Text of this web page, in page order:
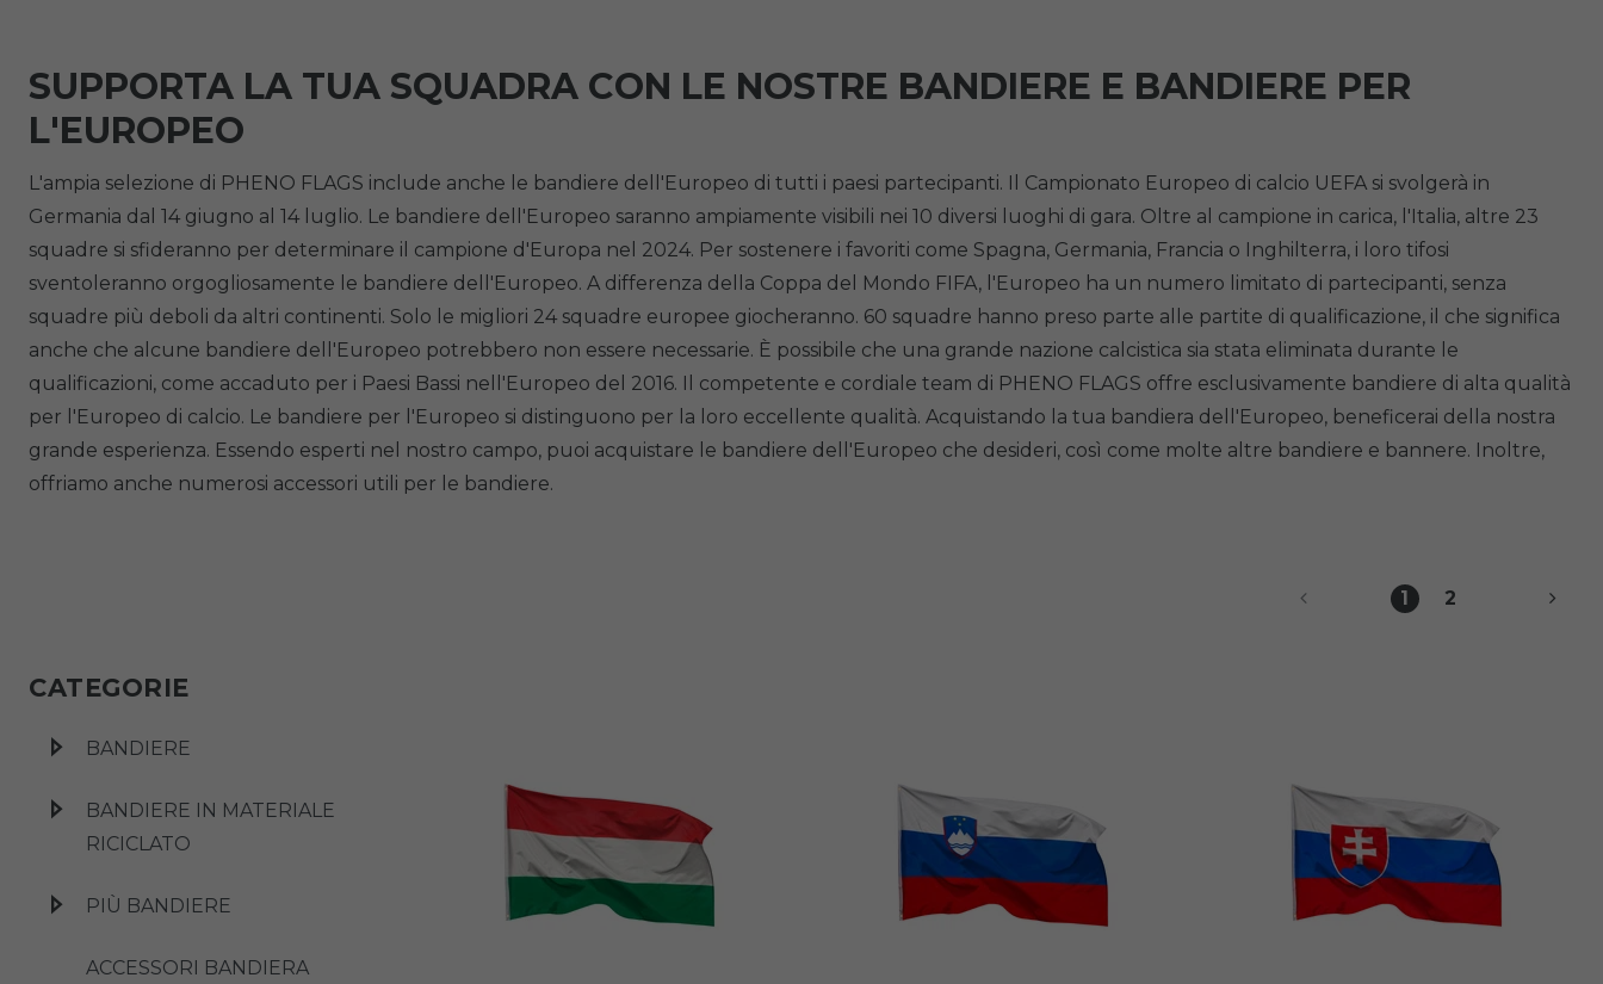
SUPPORTA LA TUA SQUADRA CON LE NOSTRE BANDIERE E BANDIERE PER
L'EUROPEO
L'ampia selezione di PHENO FLAGS include anche le bandiere dell'Europeo di tutti i paesi partecipanti. Il Campionato Europeo di calcio UEFA si svolgerà in
Germania dal 14 giugno al 14 luglio. Le bandiere dell'Europeo saranno ampiamente visibili nei 10 diversi luoghi di gara. Oltre al campione in carica, l'Italia, altre 23
squadre si sfideranno per determinare il campione d'Europa nel 2024. Per sostenere i favoriti come Spagna, Germania, Francia o Inghilterra, i loro tifosi
sventoleranno orgogliosamente le bandiere dell'Europeo. A differenza della Coppa del Mondo FIFA, l'Europeo ha un numero limitato di partecipanti, senza
squadre più deboli da altri continenti. Solo le migliori 24 squadre europee giocheranno. 60 squadre hanno preso parte alle partite di qualificazione, il che significa
anche che alcune bandiere dell'Europeo potrebbero non essere necessarie. È possibile che una grande nazione calcistica sia stata eliminata durante le
qualificazioni, come accaduto per i Paesi Bassi nell'Europeo del 2016. Il competente e cordiale team di PHENO FLAGS offre esclusivamente bandiere di alta qualità
per l'Europeo di calcio. Le bandiere per l'Europeo si distinguono per la loro eccellente qualità. Acquistando la tua bandiera dell'Europeo, beneficerai della nostra
grande esperienza. Essendo esperti nel nostro campo, puoi acquistare le bandiere dell'Europeo che desideri, così come molte altre bandiere e bannere. Inoltre,
offriamo anche numerosi accessori utili per le bandiere.
1 2
CATEGORIE
BANDIERE
BANDIERE IN MATERIALE
RICICLATO
PIÙ BANDIERE
ACCESSORI BANDIERA